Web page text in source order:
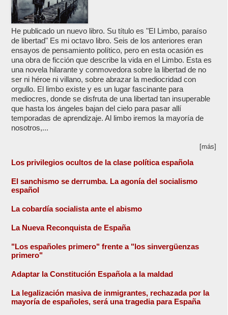
He publicado un nuevo libro. Su título es "El Limbo, paraíso
de libertad" Es mi octavo libro. Seis de los anteriores eran
ensayos de pensamiento político, pero en esta ocasión es
una obra de ficción que describe la vida en el Limbo. Esta es
una novela hilarante y conmovedora sobre la libertad de no
ser ni héroe ni villano, sobre abrazar la mediocridad con
orgullo. El limbo existe y es un lugar fascinante para
mediocres, donde se disfruta de una libertad tan insuperable
que hasta los ángeles bajan del cielo para pasar allí
temporadas de aprendizaje. Al limbo iremos la mayoría de
nosotros,...
[más]
Los privilegios ocultos de la clase política española
El sanchismo se derrumba. La agonía del socialismo
español
La cobardía socialista ante el abismo
La Nueva Reconquista de España
"Los españoles primero" frente a "los sinvergüenzas
primero"
Adaptar la Constitución Española a la maldad
La legalización masiva de inmigrantes, rechazada por la
mayoría de españoles, será una tragedia para España